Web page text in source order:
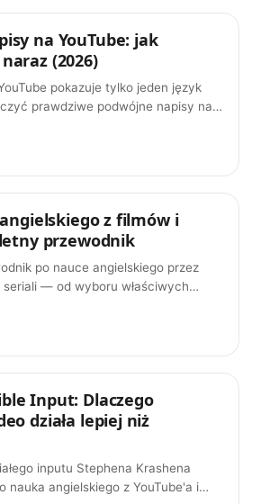
na YouTube: jak
(2026)
pokazuje tylko jeden język
prawdziwe podwójne napisy na
z filmów i
przewodnik
po nauce angielskiego przez
— od wyboru właściwych
Input: Dlaczego
działa lepiej niż
inputu Stephena Krashena
nauka angielskiego z YouTube'a i